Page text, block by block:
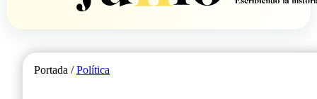
Portada /Política